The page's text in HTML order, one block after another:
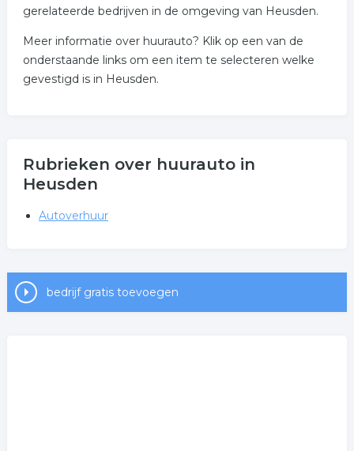
gerelateerde bedrijven in de omgeving van Heusden.
Meer informatie over huurauto? Klik op een van de
onderstaande links om een item te selecteren welke
gevestigd is in Heusden.
Rubrieken over huurauto in
Heusden
Autoverhuur
bedrijf gratis toevoegen